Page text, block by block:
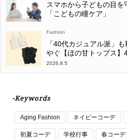
スマホから子どもの目
「こどもの瞳ケア」
Fashion
「40代カジュアル派」
やぐ【ほの甘トップス】
2026.8.5
-Keywords
Aging Fashion ネイビーコーデ
初夏コーデ 学校行事 春コーデ